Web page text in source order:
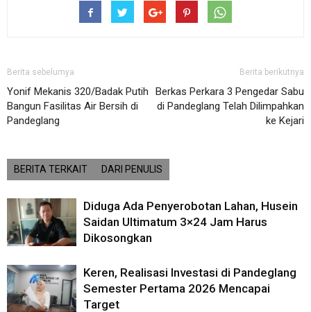
Berita sebelumya
Yonif Mekanis 320/Badak Putih
Bangun Fasilitas Air Bersih di
Pandeglang
Berita berikutnya
Berkas Perkara 3 Pengedar Sabu
di Pandeglang Telah Dilimpahkan
ke Kejari
BERITA TERKAIT DARI PENULIS
Diduga Ada Penyerobotan Lahan, Husein
Saidan Ultimatum 3×24 Jam Harus
Dikosongkan
Keren, Realisasi Investasi di Pandeglang
Semester Pertama 2026 Mencapai
Target